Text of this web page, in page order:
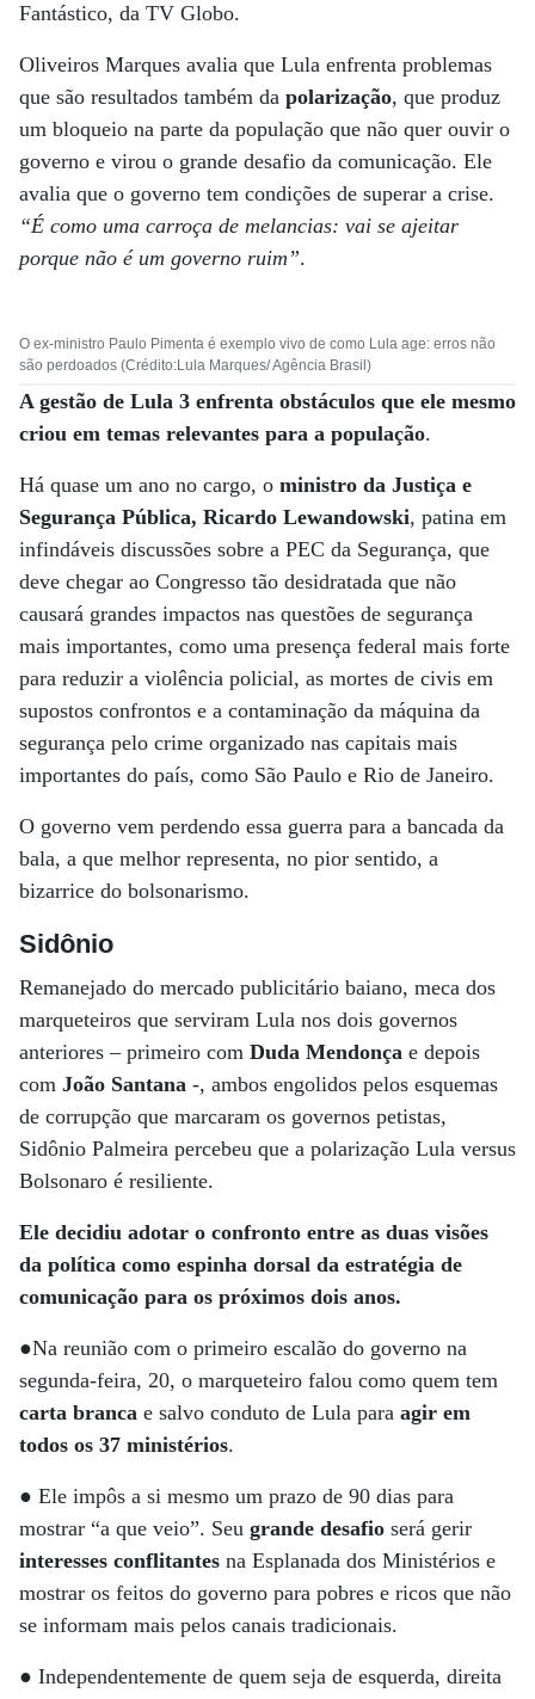
Fantástico, da TV Globo.
Oliveiros Marques avalia que Lula enfrenta problemas
que são resultados também da polarização, que produz
um bloqueio na parte da população que não quer ouvir o
governo e virou o grande desafio da comunicação. Ele
avalia que o governo tem condições de superar a crise.
“É como uma carroça de melancias: vai se ajeitar
porque não é um governo ruim”.
O ex-ministro Paulo Pimenta é exemplo vivo de como Lula age: erros não
são perdoados (Crédito:Lula Marques/ Agência Brasil)
A gestão de Lula 3 enfrenta obstáculos que ele mesmo
criou em temas relevantes para a população.
Há quase um ano no cargo, o ministro da Justiça e
Segurança Pública, Ricardo Lewandowski, patina em
infindáveis discussões sobre a PEC da Segurança, que
deve chegar ao Congresso tão desidratada que não
causará grandes impactos nas questões de segurança
mais importantes, como uma presença federal mais forte
para reduzir a violência policial, as mortes de civis em
supostos confrontos e a contaminação da máquina da
segurança pelo crime organizado nas capitais mais
importantes do país, como São Paulo e Rio de Janeiro.
O governo vem perdendo essa guerra para a bancada da
bala, a que melhor representa, no pior sentido, a
bizarrice do bolsonarismo.
Sidônio
Remanejado do mercado publicitário baiano, meca dos
marqueteiros que serviram Lula nos dois governos
anteriores – primeiro com Duda Mendonça e depois
com João Santana -, ambos engolidos pelos esquemas
de corrupção que marcaram os governos petistas,
Sidônio Palmeira percebeu que a polarização Lula versus
Bolsonaro é resiliente.
Ele decidiu adotar o confronto entre as duas visões
da política como espinha dorsal da estratégia de
comunicação para os próximos dois anos.
●Na reunião com o primeiro escalão do governo na
segunda-feira, 20, o marqueteiro falou como quem tem
carta branca e salvo conduto de Lula para agir em
todos os 37 ministérios.
● Ele impôs a si mesmo um prazo de 90 dias para
mostrar “a que veio”. Seu grande desafio será gerir
interesses conflitantes na Esplanada dos Ministérios e
mostrar os feitos do governo para pobres e ricos que não
se informam mais pelos canais tradicionais.
● Independentemente de quem seja de esquerda, direita